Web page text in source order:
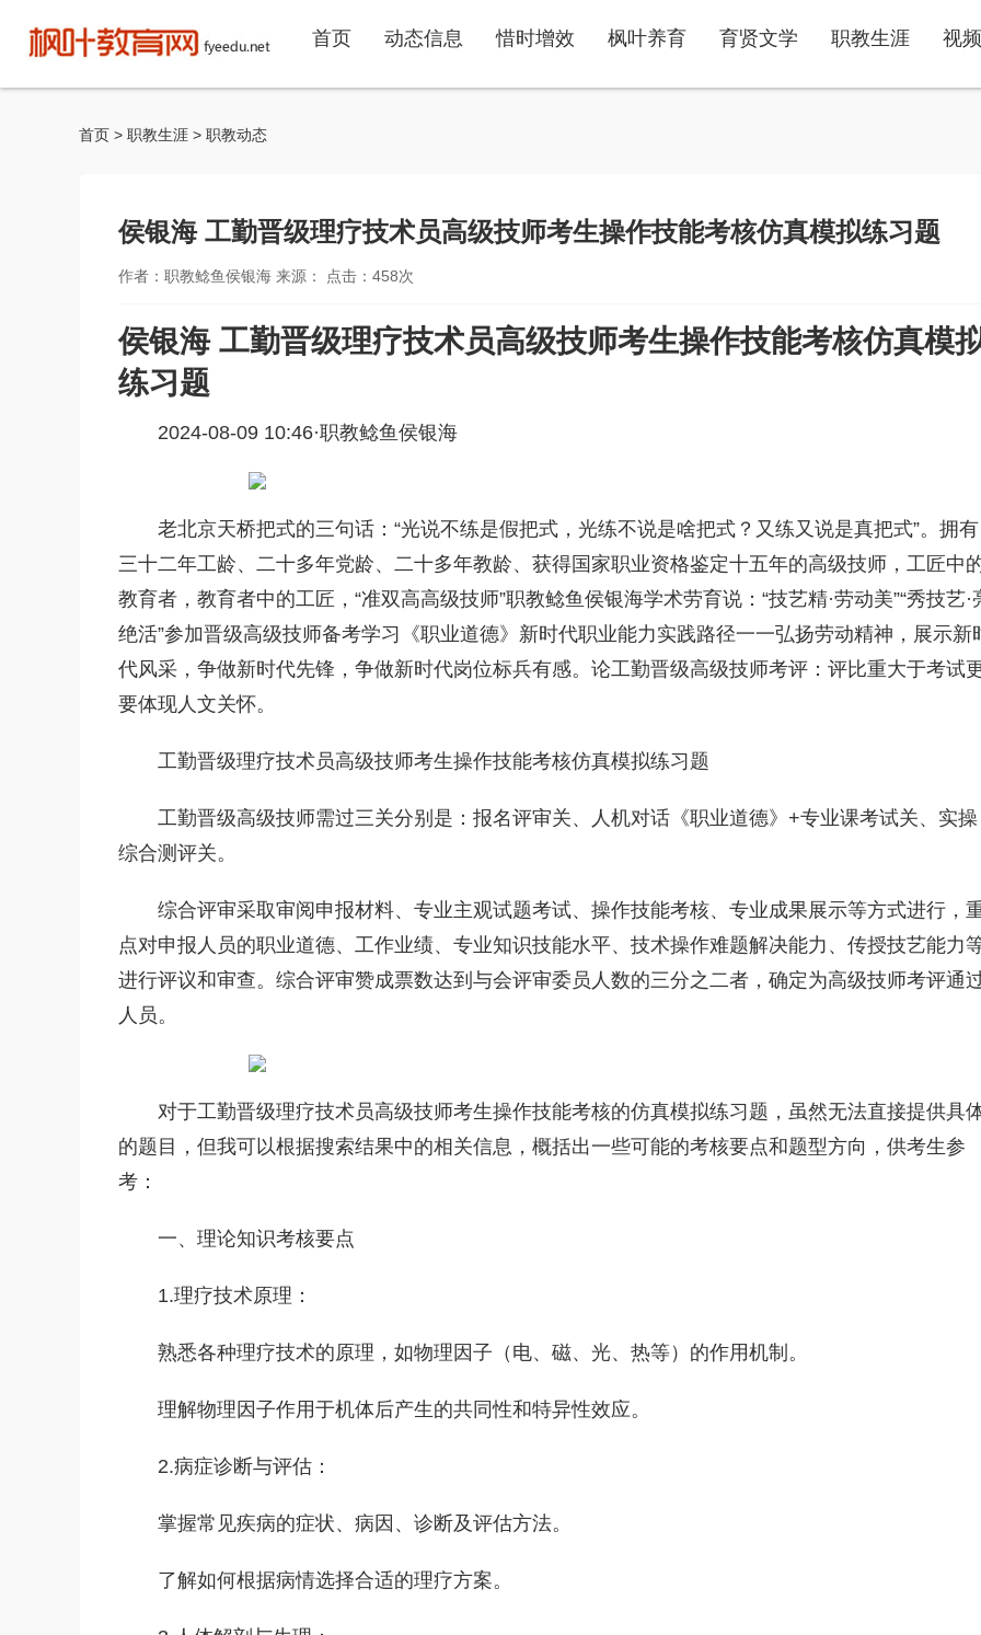
首页 动态信息 惜时增效 枫叶养育 育贤文学 职教生涯 视
首页 > 职教生涯 > 职教动态
侯银海 工勤晋级理疗技术员高级技师考生操作技能考核仿真模拟练习题
作者：职教鲶鱼侯银海 来源： 点击： 458次
侯银海 工勤晋级理疗技术员高级技师考生操作技能考核仿真模
练习题
2024-08-09 10:46·职教鲶鱼侯银海
老北京天桥把式的三句话：“光说不练是假把式，光练不说是啥把式？又练又说是真把式”。拥有
三十二年工龄、二十多年党龄、二十多年教龄、获得国家职业资格鉴定十五年的高级技师，工匠中
教育者，教育者中的工匠，“准双高高级技师”职教鲶鱼侯银海学术劳育说：“技艺精·劳动美”“秀技艺·
绝活”参加晋级高级技师备考学习《职业道德》新时代职业能力实践路径一一弘扬劳动精神，展示新
代风采，争做新时代先锋，争做新时代岗位标兵有感。论工勤晋级高级技师考评：评比重大于考试
要体现人文关怀。
工勤晋级理疗技术员高级技师考生操作技能考核仿真模拟练习题
工勤晋级高级技师需过三关分别是：报名评审关、人机对话《职业道德》+专业课考试关、实操
综合测评关。
综合评审采取审阅申报材料、专业主观试题考试、操作技能考核、专业成果展示等方式进行，
点对申报人员的职业道德、工作业绩、专业知识技能水平、技术操作难题解决能力、传授技艺能力
进行评议和审查。综合评审赞成票数达到与会评审委员人数的三分之二者，确定为高级技师考评通
人员。
对于工勤晋级理疗技术员高级技师考生操作技能考核的仿真模拟练习题，‌虽然无法直接提供具
的题目，‌但我可以根据搜索结果中的相关信息，‌概括出一些可能的考核要点和题型方向，‌供考生参
考：‌
一、‌理论知识考核要点
1.理疗技术原理：‌
熟悉各种理疗技术的原理，‌如物理因子（‌电、‌磁、‌光、‌热等）‌的作用机制。‌
理解物理因子作用于机体后产生的共同性和特异性效应。‌
2.病症诊断与评估：‌
掌握常见疾病的症状、‌病因、‌诊断及评估方法。‌
了解如何根据病情选择合适的理疗方案。‌